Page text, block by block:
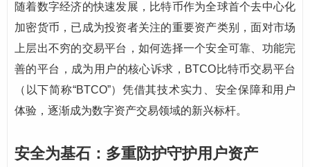
随着数字经济的快速发展，比特币作为全球首个去中心化
加密货币，已成为投资者关注的重要资产类别，面对市场
上层出不穷的交易平台，如何选择一个安全可靠、功能完
善的平台，成为用户的核心诉求，BTCO比特币交易平台
（以下简称“BTCO”）凭借其技术实力、安全保障和用户
体验，逐渐成为数字资产交易领域的新兴标杆。
安全为基石：多重防护守护用户资产